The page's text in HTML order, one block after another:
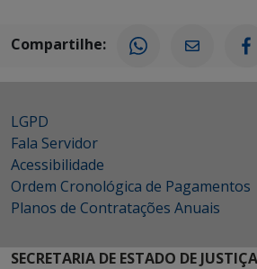
Compartilhe:
LGPD
Fala Servidor
Acessibilidade
Ordem Cronológica de Pagamentos
Planos de Contratações Anuais
SECRETARIA DE ESTADO DE